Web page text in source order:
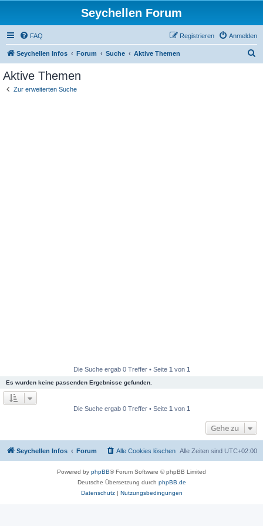
Seychellen Forum
FAQ Anmelden
Registrieren
Seychellen Infos Forum Suche Aktive Themen
Aktive Themen
Zur erweiterten Suche
Die Suche ergab 0 Treffer • Seite 1 von 1
Es wurden keine passenden Ergebnisse gefunden.
Die Suche ergab 0 Treffer • Seite 1 von 1
Gehe zu
Seychellen Infos Forum Alle Zeiten sind UTC+02:00
Alle Cookies löschen
Powered by phpBB® Forum Software © phpBB Limited
Deutsche Übersetzung durch phpBB.de
Datenschutz| Nutzungsbedingungen